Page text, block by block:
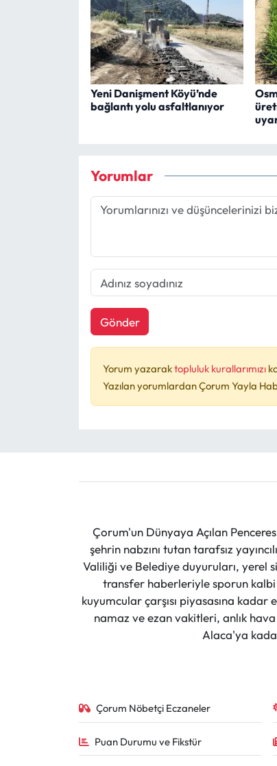
Yeni Danişment Köyü’nde
bağlantı yolu asfaltlanıyor
Yorumlar
Gönder
Yorum yazaraktopluluk kurallarımızı
Yazılan yorumlardan Çorum Yayla
Çorum'un Dünyaya Açılan
şehrin nabzını tutan tarafsız
Valiliği ve Belediye duyuruları, yerel
transfer haberleriyle sporun
kuyumcular çarşısı piyasasına
namaz ve ezan vakitleri, anlık
Alaca'ya
Çorum Nöbetçi Eczaneler
Puan Durumu ve Fikstür